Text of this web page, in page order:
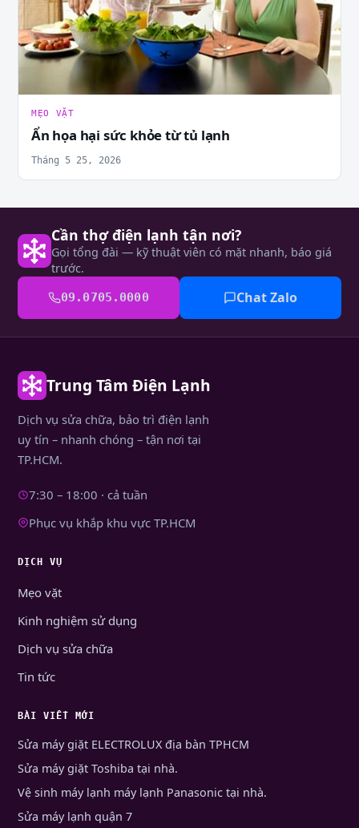
MẸO VẶT
Ẩn họa hại sức khỏe từ tủ lạnh
Tháng 5 25, 2026
Cần thợ điện lạnh tận nơi?
Gọi tổng đài — kỹ thuật viên có mặt nhanh, báo giá
trước.
09.0705.0000 Chat Zalo
Trung Tâm Điện Lạnh
Dịch vụ sửa chữa, bảo trì điện lạnh
uy tín – nhanh chóng – tận nơi tại
TP.HCM.
7:30 – 18:00 · cả tuần
Phục vụ khắp khu vực TP.HCM
DỊCH VỤ
Mẹo vặt
Kinh nghiệm sử dụng
Dịch vụ sửa chữa
Tin tức
BÀI VIẾT MỚI
Sửa máy giặt ELECTROLUX địa bàn TPHCM
Sửa máy giặt Toshiba tại nhà.
Vệ sinh máy lạnh máy lạnh Panasonic tại nhà.
Sửa máy lạnh quận 7